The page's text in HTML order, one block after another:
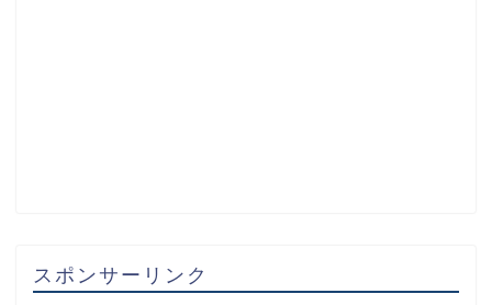
スポンサーリンク